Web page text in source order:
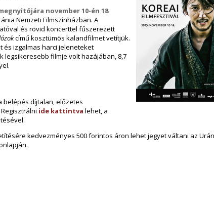
november 10-én 18
Nemzeti Filmszínházban. A
és rövid koncerttel fűszerezett
című kosztümös kalandfilmet vetítjük.
és izgalmas harci jeleneteket
legsikeresebb filmje volt hazájában, 8,7
belépés díjtalan, előzetes
ide kattintva lehet, a
kedvezményes 500 forintos áron lehet jegyet váltani az